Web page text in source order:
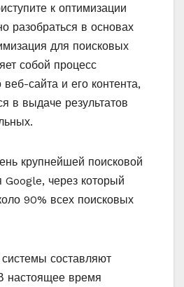
к оптимизации
разобраться в основах
для поисковых
собой процесс
сайта и его контента,
в выдаче результатов
крупнейшей поисковой
Google, через который
90% всех поисковых
составляют
настоящее время